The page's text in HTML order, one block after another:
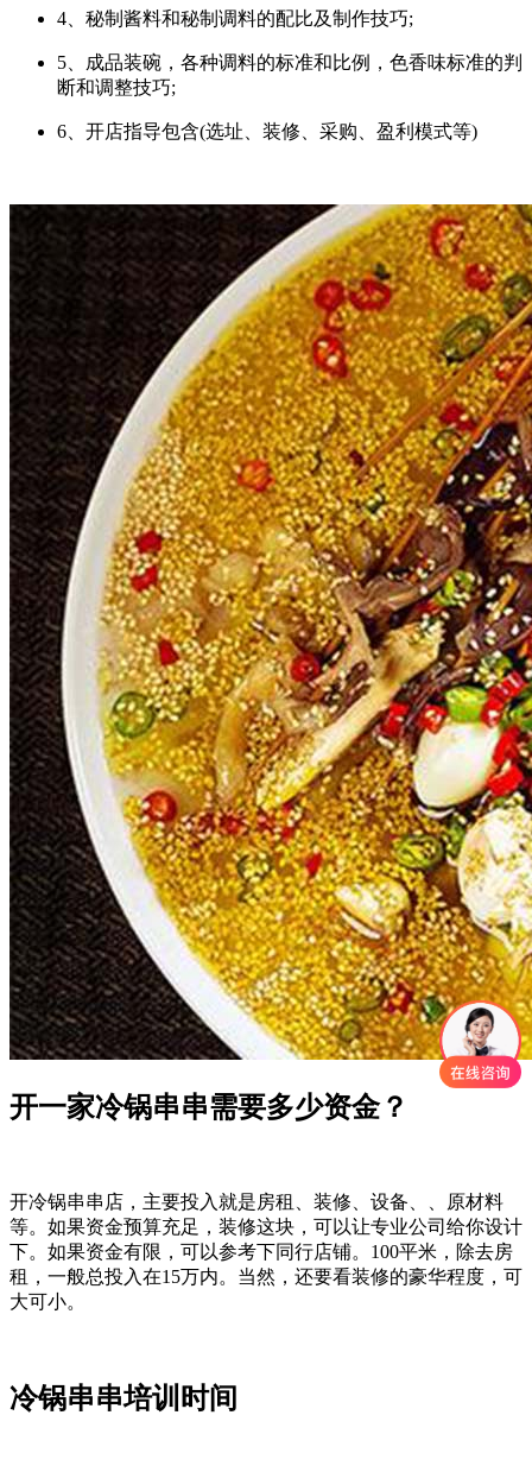
4、秘制酱料和秘制调料的配比及制作技巧;
5、成品装碗，各种调料的标准和比例，色香味标准的判
断和调整技巧;
6、开店指导包含(选址、装修、采购、盈利模式等)
开一家冷锅串串需要多少资金？
开冷锅串串店，主要投入就是房租、装修、设备、、原材料
等。如果资金预算充足，装修这块，可以让专业公司给你设计
下。如果资金有限，可以参考下同行店铺。100平米，除去房
租，一般总投入在15万内。当然，还要看装修的豪华程度，可
大可小。
冷锅串串培训时间